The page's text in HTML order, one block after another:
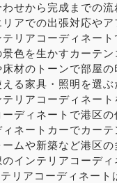
せから完成までの
アでの出張対応や
リアコーディネー
色を生かすカーテ
材のトーンで部屋
る家具・照明を選
リアコーディネー
ディネートで港区
ネートカーでカー
ムや新築など港区
インテリアコーデ
リアコーディネート